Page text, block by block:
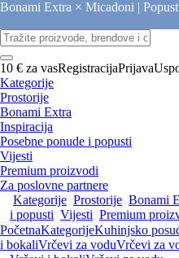
Bonami Extra × Micadoni |
10 € za vasRegistracijaPrijava
Kategorije
Prostorije
Bonami Extra
Inspiracija
Posebne ponude i popusti
Vijesti
Premium proizvodi
Za poslovne partnere
Kategorije Prostorije Bonami
i popusti Vijesti Premium
PočetnaKategorijeKuhinjsko
i bokaliVrčevi za voduVrčevi za